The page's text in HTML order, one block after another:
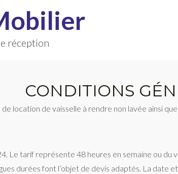
réception
CONDITIONS
location de vaisselle à rendre non lavée ainsi
Le tarif représente 48 heures en semaine ou du
durées font l’objet de devis adaptés. La